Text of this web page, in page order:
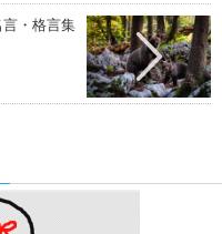
・格言集